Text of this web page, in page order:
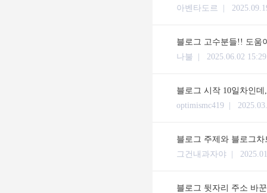
아벤타도르 |
블로그 고수분들!! 도움
나불 | 2025.06.02 15:29
블로그 시작 10일차인
optimismc419 |
블로그 주제와 블로그
그건내과자야 |
블로그 뒷자리 주소 바